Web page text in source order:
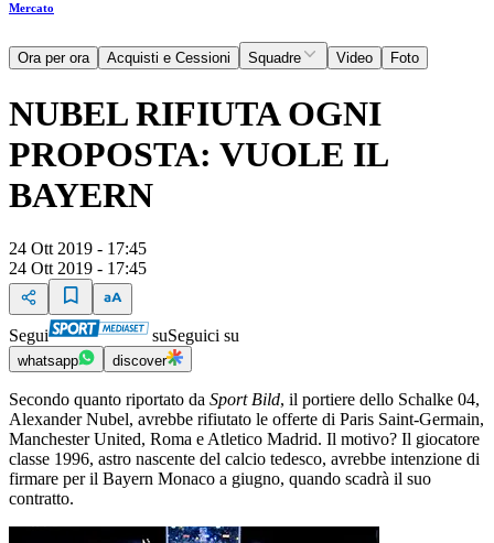
Mercato
Ora per ora Acquisti e Cessioni Squadre Video Foto
NUBEL RIFIUTA OGNI
PROPOSTA: VUOLE IL
BAYERN
24 Ott 2019 - 17:45
24 Ott 2019 - 17:45
Segui suSeguici su
whatsapp discover
Secondo quanto riportato da Sport Bild, il portiere dello Schalke 04,
Alexander Nubel, avrebbe rifiutato le offerte di Paris Saint-Germain,
Manchester United, Roma e Atletico Madrid. Il motivo? Il giocatore
classe 1996, astro nascente del calcio tedesco, avrebbe intenzione di
firmare per il Bayern Monaco a giugno, quando scadrà il suo
contratto.